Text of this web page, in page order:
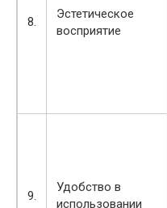
8.
Эстетическое
восприятие
9.
Удобство в
использовании